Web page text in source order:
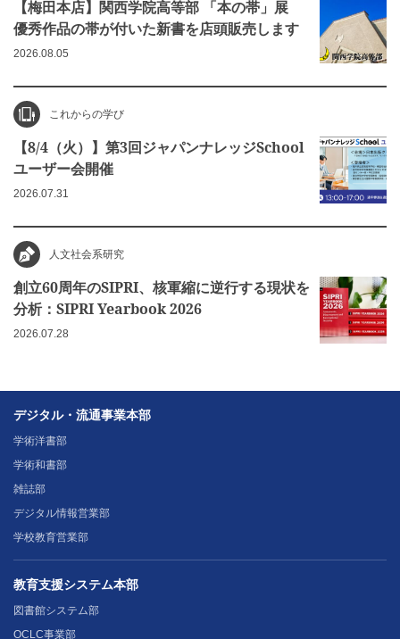
【梅田本店】関西学院高等部 「本の帯」展
優秀作品の帯が付いた新書を店頭販売します
2026.08.05
これからの学び
【8/4（火）】第3回ジャパンナレッジSchool
ユーザー会開催
2026.07.31
人文社会系研究
創立60周年のSIPRI、核軍縮に逆行する現状を
分析：SIPRI Yearbook 2026
2026.07.28
デジタル・流通事業本部
学術洋書部
学術和書部
雑誌部
デジタル情報営業部
学校教育営業部
教育支援システム本部
図書館システム部
OCLC事業部